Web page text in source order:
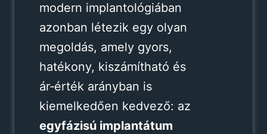
modern implantológiában
azonban létezik egy olyan
megoldás, amely gyors,
hatékony, kiszámítható és
ár‑érték arányban is
kiemelkedően kedvező: az
egyfázisú implantátum